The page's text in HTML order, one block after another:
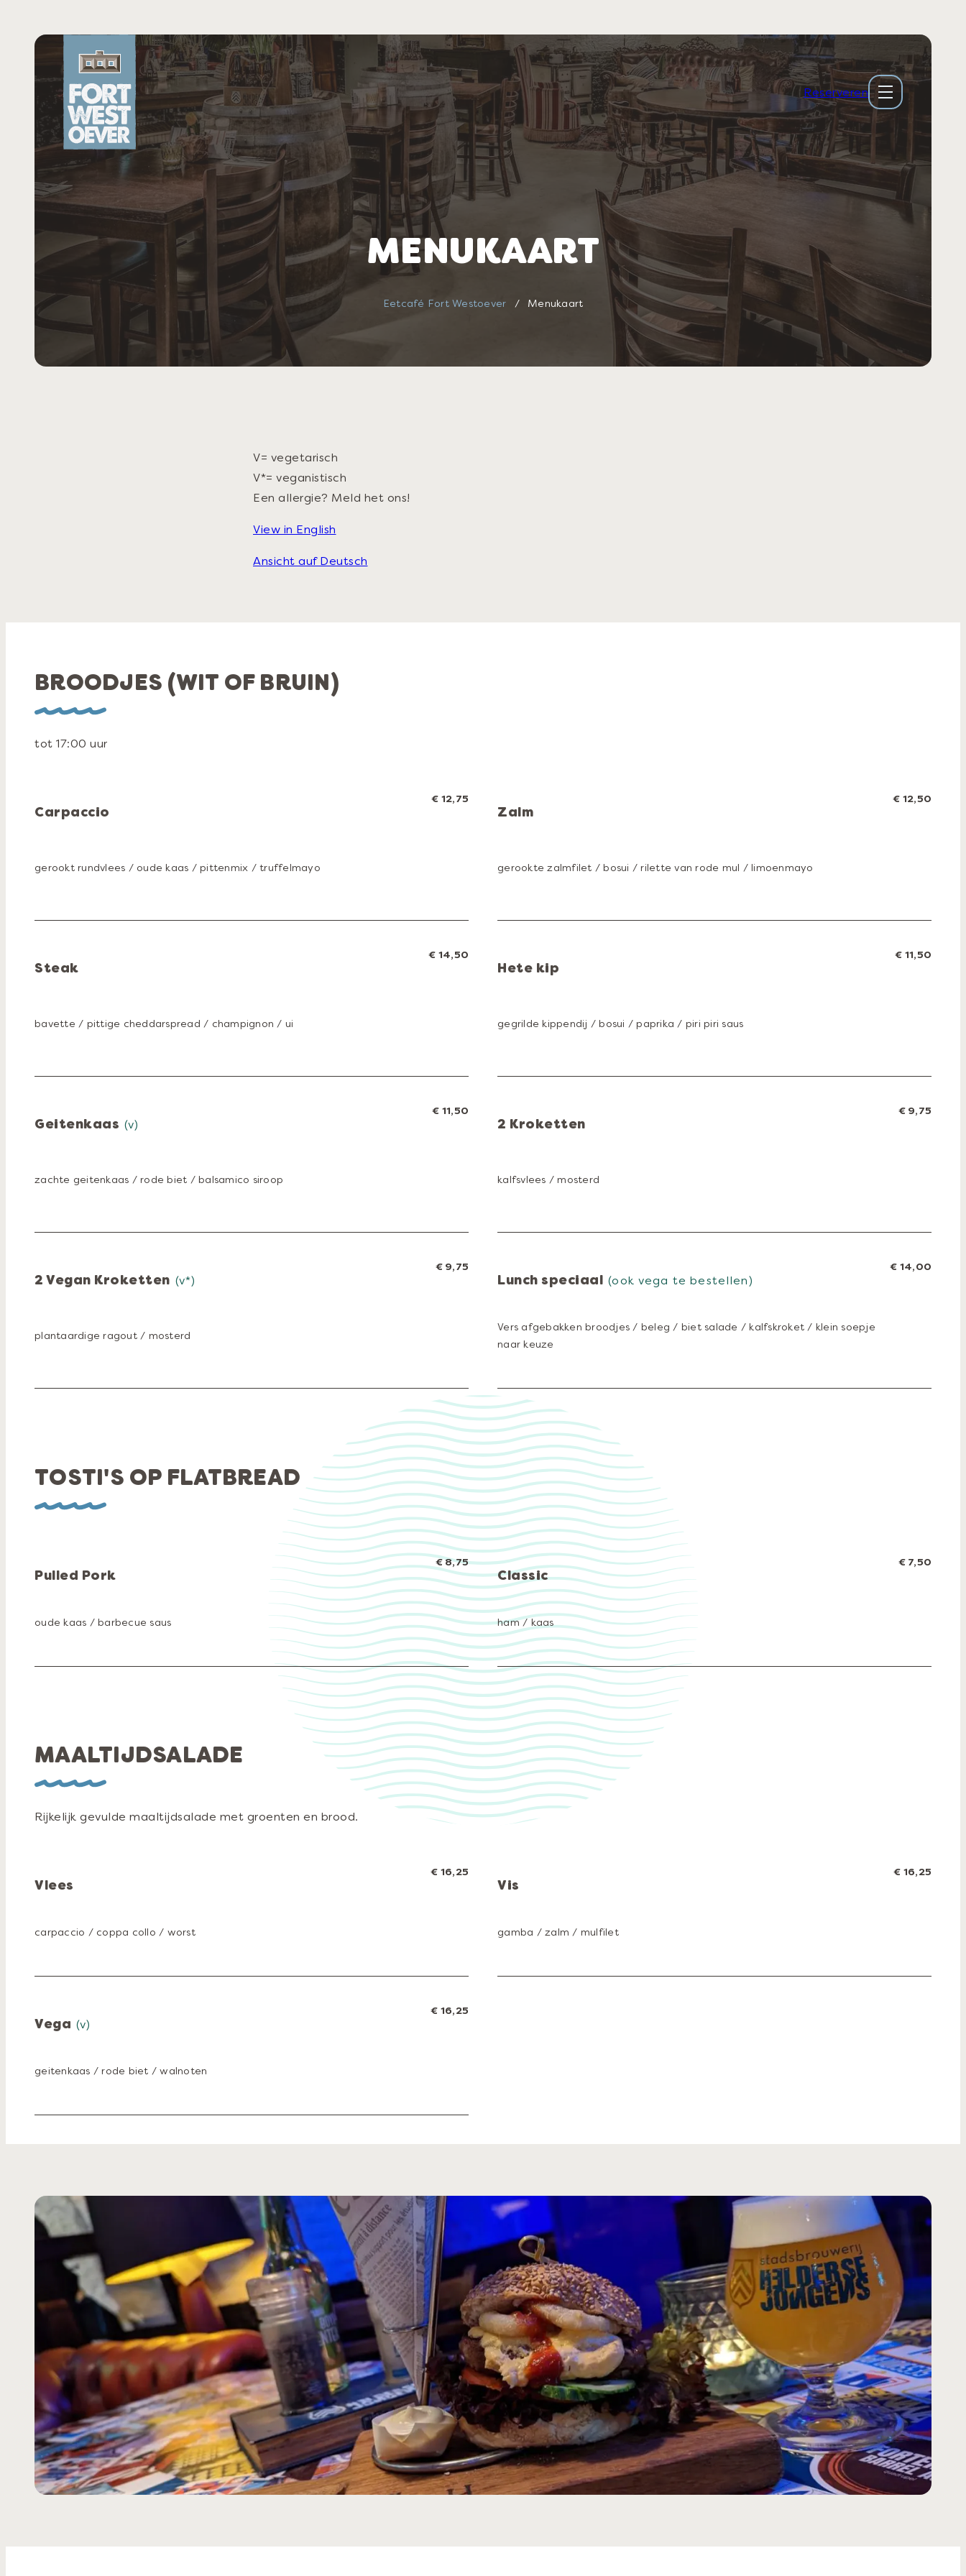
Reserveren
MENUKAART
Eetcafé Fort Westoever / Menukaart
V= vegetarisch
V*= veganistisch
Een allergie? Meld het ons!
View in English
Ansicht auf Deutsch
BROODJES (WIT OF BRUIN)
tot 17:00 uur
Carpaccio
€ 12,75
gerookt rundvlees / oude kaas / pittenmix / truffelmayo
Zalm
€ 12,50
gerookte zalmfilet / bosui / rilette van rode mul / limoenmayo
Steak
€ 14,50
bavette / pittige cheddarspread / champignon / ui
Hete kip
€ 11,50
gegrilde kippendij / bosui / paprika / piri piri saus
Geitenkaas (v)
€ 11,50
zachte geitenkaas / rode biet / balsamico siroop
2 Kroketten
€ 9,75
kalfsvlees / mosterd
2 Vegan Kroketten (v*)
€ 9,75
plantaardige ragout / mosterd
Lunch speciaal (ook vega te bestellen)
€ 14,00
Vers afgebakken broodjes / beleg / biet salade / kalfskroket / klein soepje
naar keuze
TOSTI'S OP FLATBREAD
Pulled Pork
€ 8,75
oude kaas / barbecue saus
Classic
€ 7,50
ham / kaas
MAALTIJDSALADE
Rijkelijk gevulde maaltijdsalade met groenten en brood.
Vlees
€ 16,25
carpaccio / coppa collo / worst
Vis
€ 16,25
gamba / zalm / mulfilet
Vega (v)
€ 16,25
geitenkaas / rode biet / walnoten